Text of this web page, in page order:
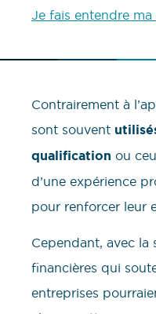
Je fais entendre ma
Contrairement à
sont souvent
qualification ou
d’une expérience
pour renforcer leur
Cependant, avec la
financières qui
entreprises